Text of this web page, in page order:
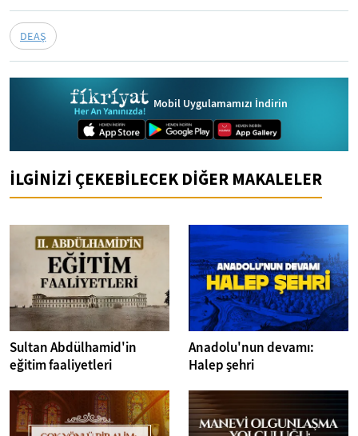
DEAŞ
Mobil Uygulamamızı İndirin
İLGİNİZİ ÇEKEBİLECEK DİĞER MAKALELER
Sultan Abdülhamid'in
eğitim faaliyetleri
Anadolu'nun devamı:
Halep şehri